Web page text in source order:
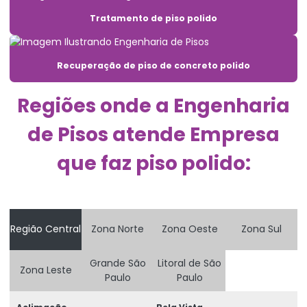
Assentamento piso drenante
Bomba de injeção de calda de cimento
Concretagem de piso para fábrica
Concreto para pavimentação de centro logístico
Concreto para piso comercial
Concreto para piso de mercado
Concreto para piso de terminal de carga
Concreto para piso de transporte pesado
Concreto para piso de túnel
Tratamento de piso polido
Recuperação de piso de concreto polido
Regiões onde a Engenharia
de Pisos atende Empresa
que faz piso polido:
Região Central Zona Norte Zona Oeste Zona Sul
Zona Leste
Grande São
Paulo
Litoral de São
Paulo